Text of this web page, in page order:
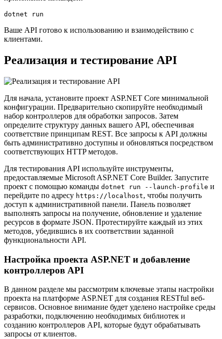
dotnet run
Ваше API готово к использованию и взаимодействию с
клиентами.
Реализация и тестирование API
Для начала, установите проект ASP.NET Core минимальной
конфигурации. Предварительно скопируйте необходимый
набор контроллеров для обработки запросов. Затем
определите структуру данных вашего API, обеспечивая
соответствие принципам REST. Все запросы к API должны
быть административно доступны и обновляться посредством
соответствующих HTTP методов.
Для тестирования API используйте инструменты,
предоставляемые Microsoft ASP.NET Core Builder. Запустите
проект с помощью команды dotnet run --launch-profile и
перейдите по адресу https://localhost, чтобы получить
доступ к административной панели. Панель позволяет
выполнять запросы на получение, обновление и удаление
ресурсов в формате JSON. Протестируйте каждый из этих
методов, убедившись в их соответствии заданной
функциональности API.
Настройка проекта ASP.NET и добавление
контроллеров API
В данном разделе мы рассмотрим ключевые этапы настройки
проекта на платформе ASP.NET для создания RESTful веб-
сервисов. Основное внимание будет уделено настройке среды
разработки, подключению необходимых библиотек и
созданию контроллеров API, которые будут обрабатывать
запросы от клиентов.